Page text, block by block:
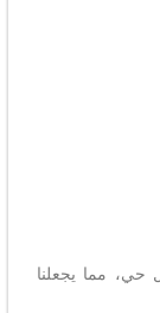
مما يجعلنا